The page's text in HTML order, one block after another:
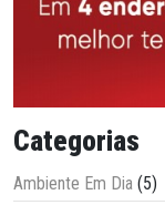
Categorias
Ambiente Em Dia (5)